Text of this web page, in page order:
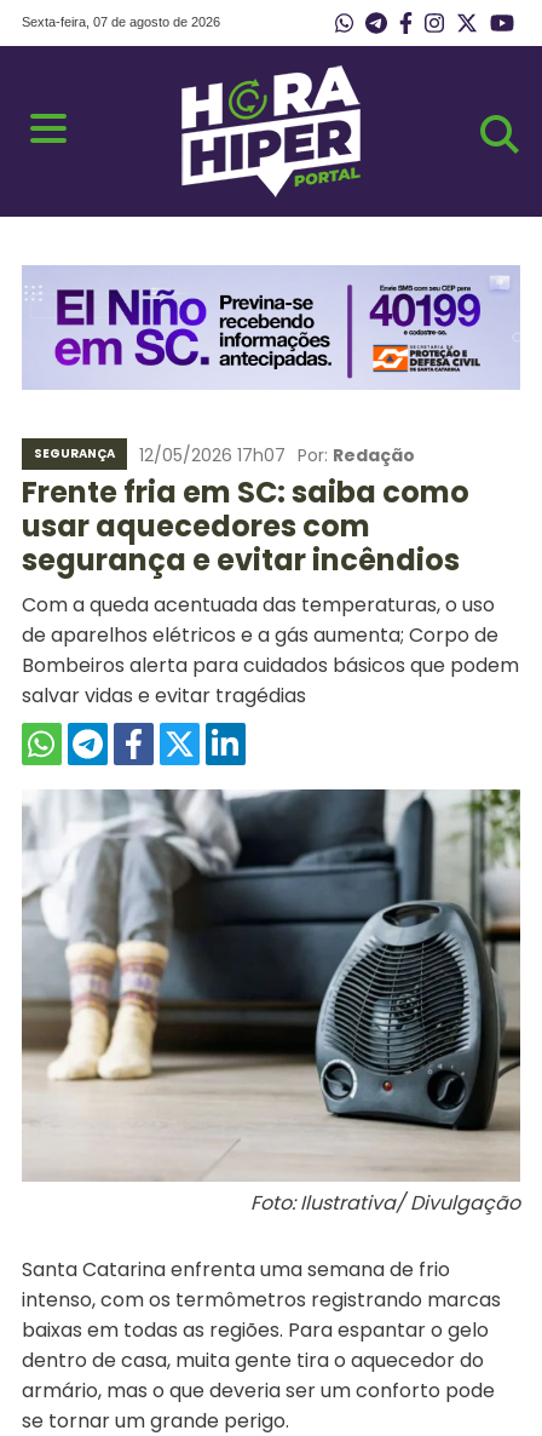
Sexta-feira, 07 de agosto de 2026
SEGURANÇA 12/05/2026 17h07 Por: Redação
Frente fria em SC: saiba como
usar aquecedores com
segurança e evitar incêndios
Com a queda acentuada das temperaturas, o uso
de aparelhos elétricos e a gás aumenta; Corpo de
Bombeiros alerta para cuidados básicos que podem
salvar vidas e evitar tragédias
Foto: Ilustrativa/ Divulgação
Santa Catarina enfrenta uma semana de frio
intenso, com os termômetros registrando marcas
baixas em todas as regiões. Para espantar o gelo
dentro de casa, muita gente tira o aquecedor do
armário, mas o que deveria ser um conforto pode
se tornar um grande perigo.